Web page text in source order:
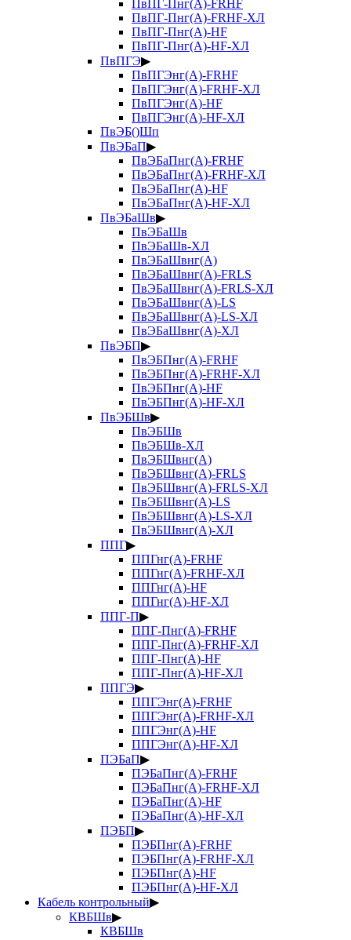
ПвПГ-Пнг(А)-FRHF
ПвПГ-Пнг(А)-FRHF-ХЛ
ПвПГ-Пнг(А)-HF
ПвПГ-Пнг(А)-HF-ХЛ
ПвПГЭ▶
ПвПГЭнг(А)-FRHF
ПвПГЭнг(А)-FRHF-ХЛ
ПвПГЭнг(А)-HF
ПвПГЭнг(А)-HF-ХЛ
ПвЭБ()Шп
ПвЭБаП▶
ПвЭБаПнг(А)-FRHF
ПвЭБаПнг(А)-FRHF-ХЛ
ПвЭБаПнг(А)-HF
ПвЭБаПнг(А)-HF-ХЛ
ПвЭБаШв▶
ПвЭБаШв
ПвЭБаШв-ХЛ
ПвЭБаШвнг(А)
ПвЭБаШвнг(А)-FRLS
ПвЭБаШвнг(А)-FRLS-ХЛ
ПвЭБаШвнг(А)-LS
ПвЭБаШвнг(А)-LS-ХЛ
ПвЭБаШвнг(А)-ХЛ
ПвЭБП▶
ПвЭБПнг(А)-FRHF
ПвЭБПнг(А)-FRHF-ХЛ
ПвЭБПнг(А)-HF
ПвЭБПнг(А)-HF-ХЛ
ПвЭБШв▶
ПвЭБШв
ПвЭБШв-ХЛ
ПвЭБШвнг(А)
ПвЭБШвнг(А)-FRLS
ПвЭБШвнг(А)-FRLS-ХЛ
ПвЭБШвнг(А)-LS
ПвЭБШвнг(А)-LS-ХЛ
ПвЭБШвнг(А)-ХЛ
ППГ▶
ППГнг(А)-FRHF
ППГнг(А)-FRHF-ХЛ
ППГнг(А)-HF
ППГнг(А)-HF-ХЛ
ППГ-П▶
ППГ-Пнг(А)-FRHF
ППГ-Пнг(А)-FRHF-ХЛ
ППГ-Пнг(А)-HF
ППГ-Пнг(А)-HF-ХЛ
ППГЭ▶
ППГЭнг(А)-FRHF
ППГЭнг(А)-FRHF-ХЛ
ППГЭнг(А)-HF
ППГЭнг(А)-HF-ХЛ
ПЭБаП▶
ПЭБаПнг(А)-FRHF
ПЭБаПнг(А)-FRHF-ХЛ
ПЭБаПнг(А)-HF
ПЭБаПнг(А)-HF-ХЛ
ПЭБП▶
ПЭБПнг(А)-FRHF
ПЭБПнг(А)-FRHF-ХЛ
ПЭБПнг(А)-HF
ПЭБПнг(А)-HF-ХЛ
Кабель контрольный▶
КВБШв▶
КВБШв